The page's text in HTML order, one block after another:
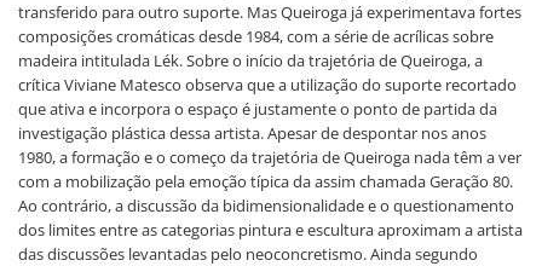
transferido para outro suporte. Mas Queiroga já experimentava fortes
composições cromáticas desde 1984, com a série de acrílicas sobre
madeira intitulada Lék. Sobre o início da trajetória de Queiroga, a
crítica Viviane Matesco observa que a utilização do suporte recortado
que ativa e incorpora o espaço é justamente o ponto de partida da
investigação plástica dessa artista. Apesar de despontar nos anos
1980, a formação e o começo da trajetória de Queiroga nada têm a ver
com a mobilização pela emoção típica da assim chamada Geração 80.
Ao contrário, a discussão da bidimensionalidade e o questionamento
dos limites entre as categorias pintura e escultura aproximam a artista
das discussões levantadas pelo neoconcretismo. Ainda segundo